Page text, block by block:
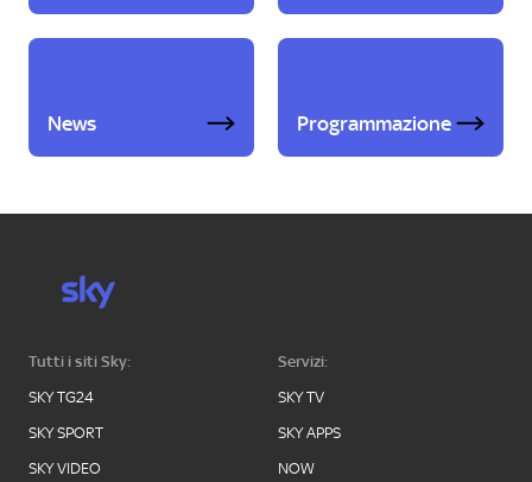
News Programmazione
Tutti i siti Sky:
SKY TG24
SKY SPORT
SKY VIDEO
Servizi:
SKY TV
SKY APPS
NOW